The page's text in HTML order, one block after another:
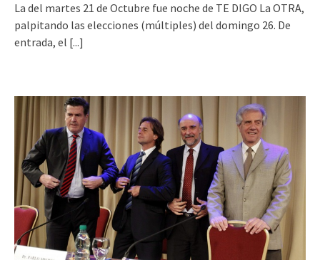
La del martes 21 de Octubre fue noche de TE DIGO La OTRA,
palpitando las elecciones (múltiples) del domingo 26. De
entrada, el [...]